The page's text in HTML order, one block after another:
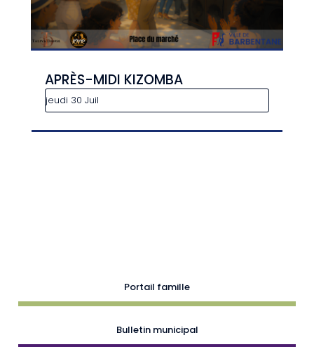
APRÈS-MIDI KIZOMBA
jeudi 30 Juil
Portail famille
Bulletin municipal